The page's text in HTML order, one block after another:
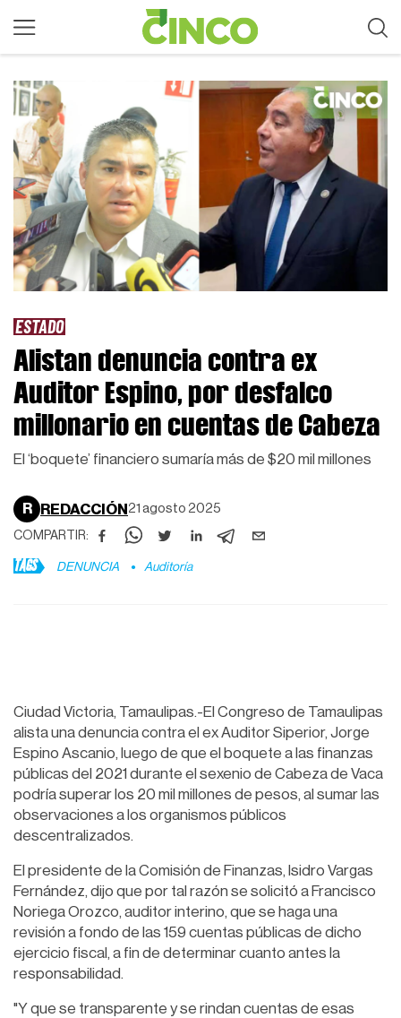
ESTADO
Alistan denuncia contra ex
Auditor Espino, por desfalco
millonario en cuentas de Cabeza
El ‘boquete’ financiero sumaría más de $20 mil millones
R REDACCIÓN 21 agosto 2025
COMPARTIR:
TAGS DENUNCIA Auditoría
Ciudad Victoria, Tamaulipas.-El Congreso de Tamaulipas
alista una denuncia contra el ex Auditor Siperior, Jorge
Espino Ascanio, luego de que el boquete a las finanzas
públicas del 2021 durante el sexenio de Cabeza de Vaca
podría superar los 20 mil millones de pesos, al sumar las
observaciones a los organismos públicos
descentralizados.
El presidente de la Comisión de Finanzas, Isidro Vargas
Fernández, dijo que por tal razón se solicitó a Francisco
Noriega Orozco, auditor interino, que se haga una
revisión a fondo de las 159 cuentas públicas de dicho
ejercicio fiscal, a fin de determinar cuanto antes la
responsabilidad.
"Y que se transparente y se rindan cuentas de esas